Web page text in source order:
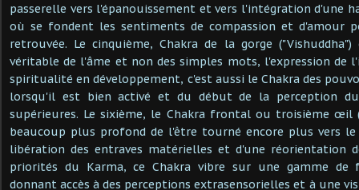
passerelle vers l'épanouissement et vers l'intégration d'une
où se fondent les sentiments de compassion et d'amour
retrouvée. Le cinquième, Chakra de la gorge
véritable de l'âme et non des simples mots, l'expression de
spiritualité en développement, c'est aussi le Chakra des
lorsqu'il est bien activé et du début de la perception
supérieures. Le sixième, le Chakra frontal ou troisième œil
beaucoup plus profond de l'être tourné encore plus vers le
libération des entraves matérielles et d'une réorientation
priorités du Karma, ce Chakra vibre sur une gamme de
donnant accès à des perceptions extrasensorielles et à une